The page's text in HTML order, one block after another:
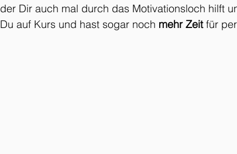
der Dir auch mal durch das Motivationsloch hilft
Du auf Kurs und hast sogar noch mehr Zeit für